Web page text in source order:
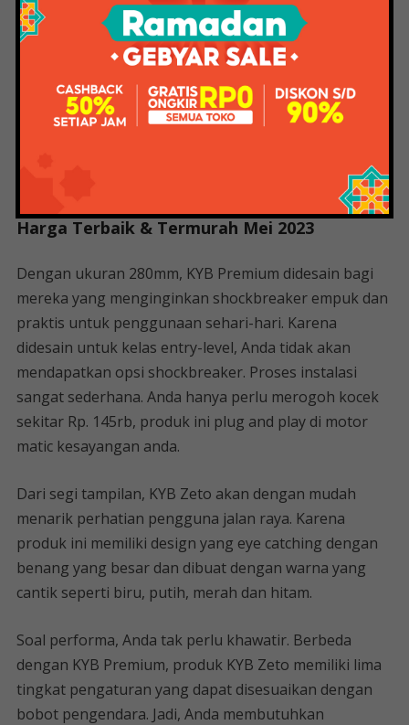
besutan Astra ini.
Dari segi tampilan, KYB Premium memiliki desain yang
tidak terlalu berbeda dengan produk bawaannya.
Perbedaannya adalah warna yang digunakan. Ada tiga
Jual Jual Shok Belakang Mega Pro Second
Harga Terbaik & Termurah Mei 2023
Dengan ukuran 280mm, KYB Premium didesain bagi
mereka yang menginginkan shockbreaker empuk dan
praktis untuk penggunaan sehari-hari. Karena
didesain untuk kelas entry-level, Anda tidak akan
mendapatkan opsi shockbreaker. Proses instalasi
sangat sederhana. Anda hanya perlu merogoh kocek
sekitar Rp. 145rb, produk ini plug and play di motor
matic kesayangan anda.
Dari segi tampilan, KYB Zeto akan dengan mudah
menarik perhatian pengguna jalan raya. Karena
produk ini memiliki design yang eye catching dengan
benang yang besar dan dibuat dengan warna yang
cantik seperti biru, putih, merah dan hitam.
Soal performa, Anda tak perlu khawatir. Berbeda
dengan KYB Premium, produk KYB Zeto memiliki lima
tingkat pengaturan yang dapat disesuaikan dengan
bobot pengendara. Jadi, Anda membutuhkan